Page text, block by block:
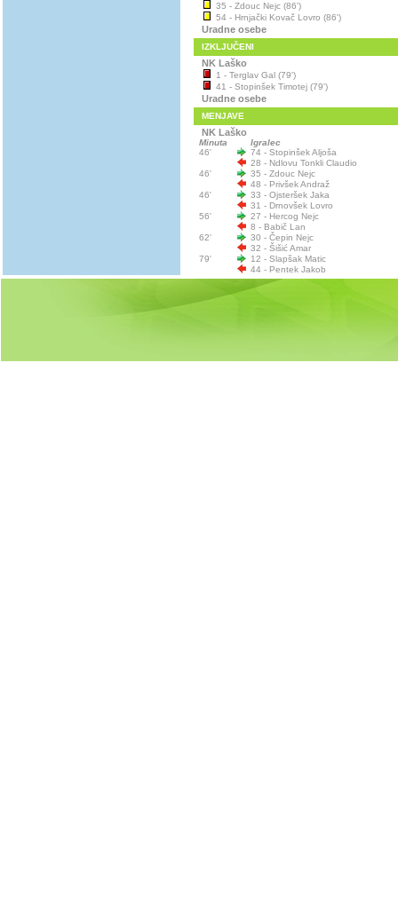
35 - Zdouc Nejc (86')
54 - Hrnjački Kovač Lovro (86')
Uradne osebe
IZKLJUČENI
NK Laško
1 - Terglav Gal (79')
41 - Stopinšek Timotej (79')
Uradne osebe
MENJAVE
NK Laško
Minuta
Igralec
46'
74 - Stopinšek Aljoša
28 - Ndlovu Tonkli Claudio
46'
35 - Zdouc Nejc
48 - Privšek Andraž
46'
33 - Ojsteršek Jaka
31 - Drnovšek Lovro
56'
27 - Hercog Nejc
8 - Babič Lan
62'
30 - Čepin Nejc
32 - Šišić Amar
79'
12 - Slapšak Matic
44 - Pentek Jakob